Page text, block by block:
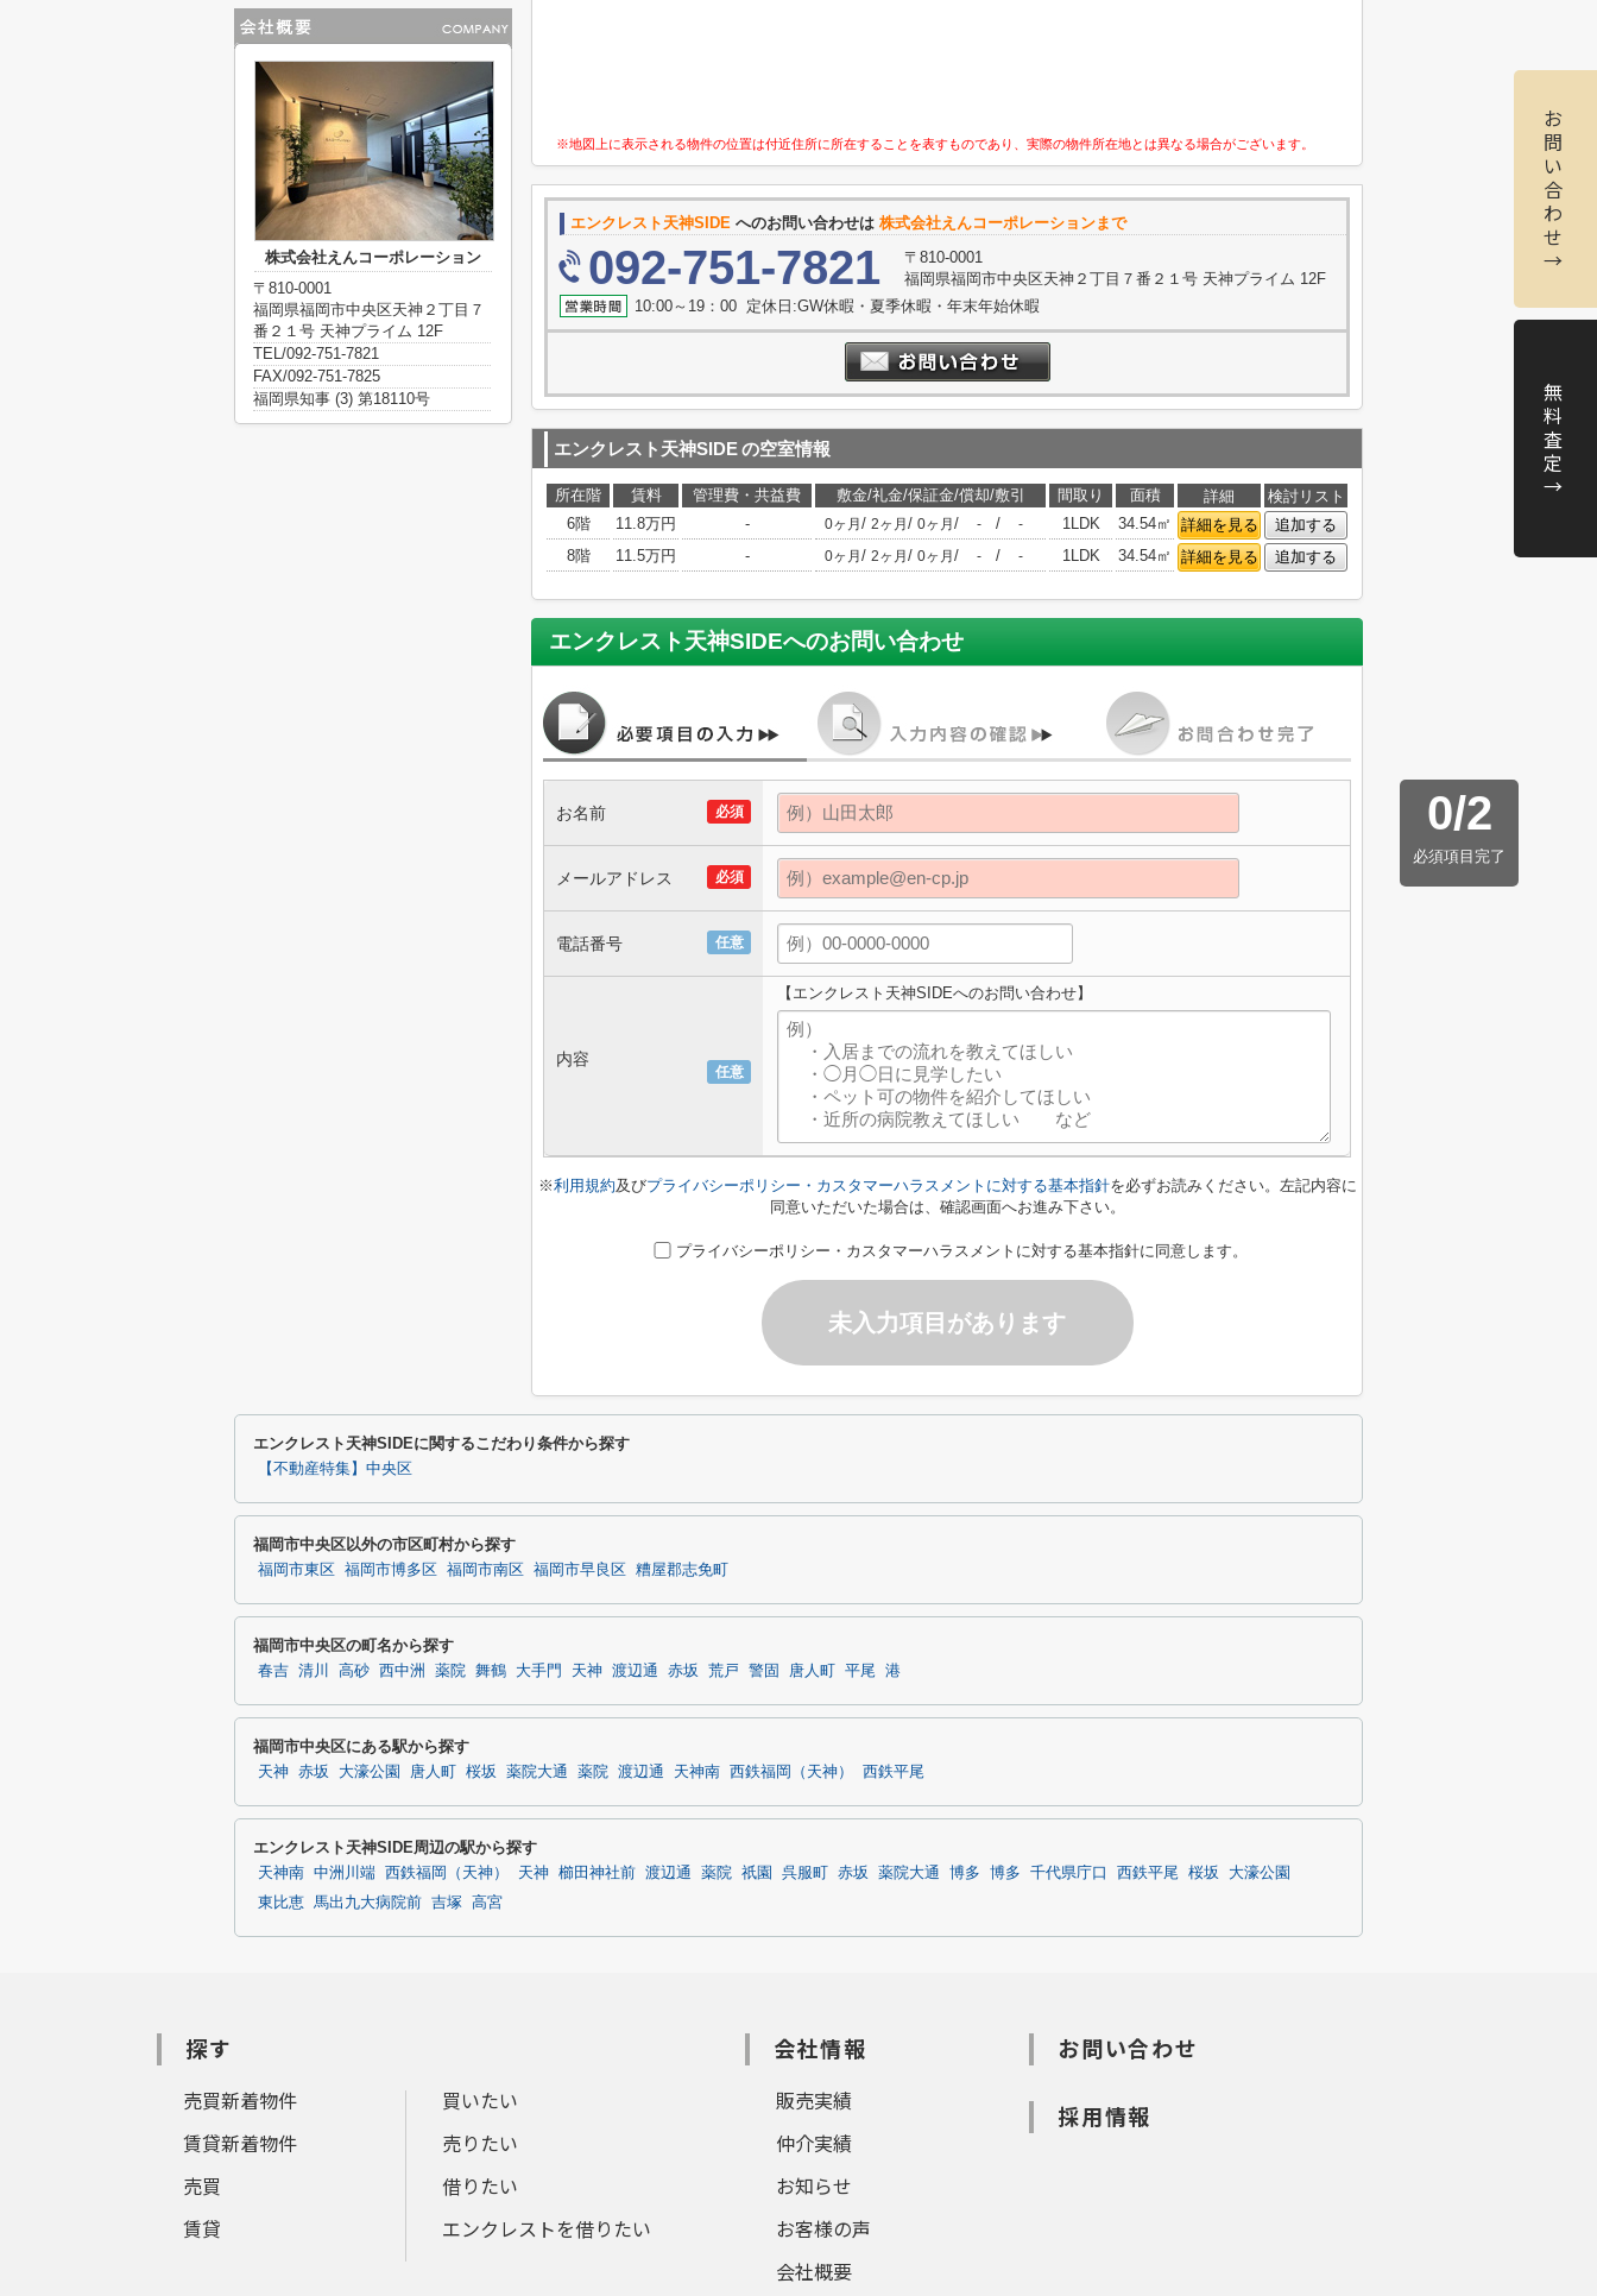
※地図上に表示される物件の位置は付近住所に所在することを表すものであり、実際の物件所在地とは異なる場合がございます。
エンクレスト天神SIDE へのお問い合わせは 株式会社えんコーポレーションまで
092-751-7821
〒810-0001
福岡県福岡市中央区天神２丁目７番２１号 天神プライム 12F
10:00～19：00 定休日:GW休暇・夏季休暇・年末年始休暇
エンクレスト天神SIDEの空室情報
所在階 賃料 管理費・共益費 敷金/礼金/保証金/償却/敷引 間取り 面積 詳細
検討リスト
6階
11.8万円 - 0ヶ月/ 2ヶ月/ 0ヶ月/ - / - 1LDK 34.54㎡ 詳細を見る
追加する
8階
11.5万円 - 0ヶ月/ 2ヶ月/ 0ヶ月/ - / - 1LDK 34.54㎡ 詳細を見る 追加する
エンクレスト天神SIDEへのお問い合わせ
0/2
必須項目完了
必須
お名前
必須
メールアドレス
任意
電話番号
任意
内容
【エンクレスト天神SIDEへのお問い合わせ】
※利用規約及びプライバシーポリシー・カスタマーハラスメントに対する基本指針を必ずお読みください。左記内容に
同意いただいた場合は、確認画面へお進み下さい。
プライバシーポリシー・カスタマーハラスメントに対する基本指針に同意します。
未入力項目があります
株式会社えんコーポレーション
〒810-0001
福岡県福岡市中央区天神２丁目７
番２１号 天神プライム 12F
TEL/092-751-7821
FAX/092-751-7825
福岡県知事 (3) 第18110号
エンクレスト天神SIDEに関するこだわり条件から探す
【不動産特集】中央区
福岡市中央区以外の市区町村から探す
福岡市東区 福岡市博多区 福岡市南区 福岡市早良区 糟屋郡志免町
福岡市中央区の町名から探す
春吉 清川 高砂 西中洲 薬院 舞鶴 大手門 天神 渡辺通 赤坂 荒戸 警固 唐人町 平尾 港
福岡市中央区にある駅から探す
天神 赤坂 大濠公園 唐人町 桜坂 薬院大通 薬院 渡辺通 天神南 西鉄福岡（天神） 西鉄平尾
エンクレスト天神SIDE周辺の駅から探す
天神南 中洲川端 西鉄福岡（天神） 天神 櫛田神社前 渡辺通 薬院 祇園 呉服町 赤坂 薬院大通 博多 博多 千代県庁口 西鉄平尾 桜坂
大濠公園
東比恵
馬出九大病院前 吉塚 高宮
探す
売買新着物件
賃貸新着物件
売買
賃貸
買いたい
売りたい
借りたい
エンクレストを借りたい
会社情報
販売実績
仲介実績
お知らせ
お客様の声
会社概要
お問い合わせ
採用情報
お
問
い
合
わ
せ
→
無
料
査
定
→